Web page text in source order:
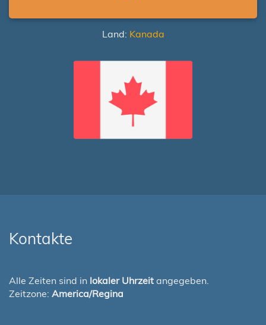
Land: Kanada
Kontakte
Alle Zeiten sind in lokaler Uhrzeit angegeben.
Zeitzone: America/Regina